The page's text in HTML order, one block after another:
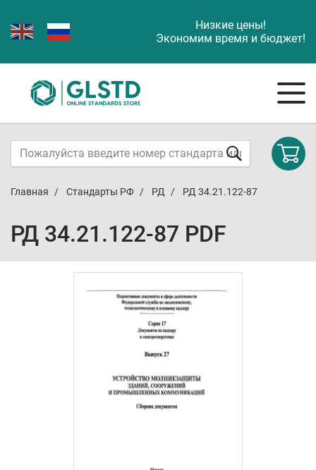
Низкие цены!
Экономим время и бюджет!
Главная Стандарты РФ РД РД 34.21.122-87
РД 34.21.122-87 PDF